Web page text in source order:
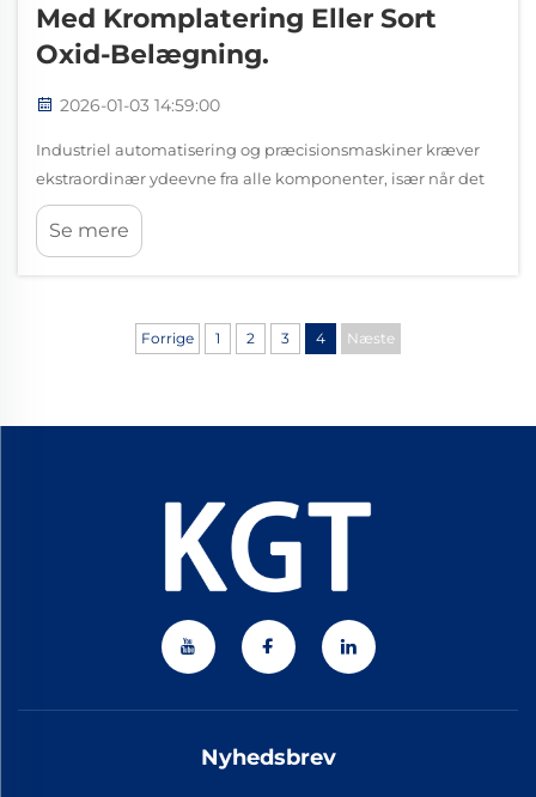
Med Kromplatering Eller Sort
Oxid-Belægning.
2026-01-03 14:59:00
Industriel automatisering og præcisionsmaskiner kræver
ekstraordinær ydeevne fra alle komponenter, især når det
gælder bevægelsesstyringssystemer. En højkvalitet lineær
guide fungerer som rygraden i utallige
Se mere
Forrige 1 2 3 4 Næste
Nyhedsbrev